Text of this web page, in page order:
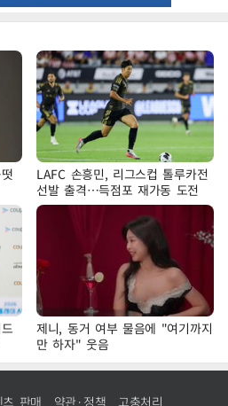
LAFC 손흥민, 리그스컵 톨루카전
선발 출격…득점포 재가동 도전
제니, 동거 여부 물음에 "여기까지
만 하자" 웃음
판매 약관·정책 고충처리